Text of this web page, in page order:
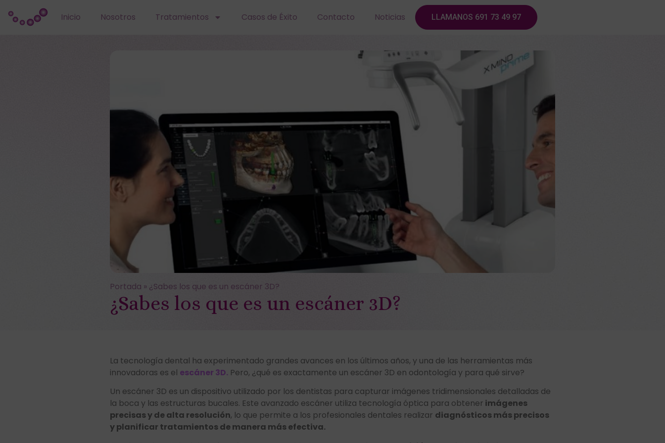
Inicio Nosotros Tratamientos Casos de Éxito Contacto Noticias LLAMANOS 691 73 49 97
Portada » ¿Sabes los que es un escáner 3D?
¿Sabes los que es un escáner 3D?
La tecnología dental ha experimentado grandes avances en los últimos años, y una de las herramientas más
innovadoras es el escáner 3D. Pero, ¿qué es exactamente un escáner 3D en odontología y para qué sirve?
Un escáner 3D es un dispositivo utilizado por los dentistas para capturar imágenes tridimensionales detalladas de
la boca y las estructuras bucales. Este avanzado escáner utiliza tecnología óptica para obtener imágenes
precisas y de alta resolución, lo que permite a los profesionales dentales realizar diagnósticos más precisos
y planificar tratamientos de manera más efectiva.